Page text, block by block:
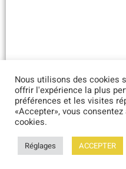
©2021 FMI PROCESS |
конфиденциальности |
Nous utilisons des cookies
offrir l'expérience la plus
préférences et les visites
«Accepter», vous
cookies.
Réglages ACCEPTER